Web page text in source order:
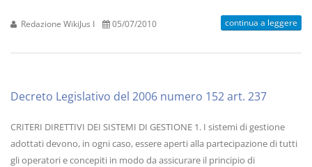
Redazione WikiJus I 05/07/2010 continua a leggere
Decreto Legislativo del 2006 numero 152 art. 237
CRITERI DIRETTIVI DEI SISTEMI DI GESTIONE 1. I sistemi di gestione
adottati devono, in ogni caso, essere aperti alla partecipazione di tutti
gli operatori e concepiti in modo da assicurare il principio di